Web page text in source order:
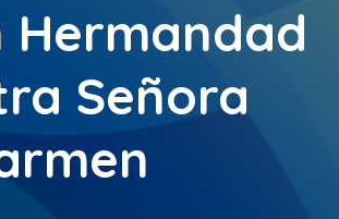
Hermandad
Señora